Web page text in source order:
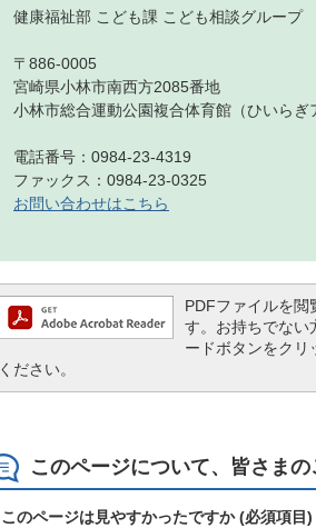
健康福祉部 こども課 こども相談グループ
〒886-0005
宮崎県小林市南西方2085番地
小林市総合運動公園複合体育館（ひいらぎ
電話番号：0984-23-4319
ファックス：0984-23-0325
お問い合わせはこちら
PDFファイルを
す。お持ちでない
ードボタンをクリ
ください。
このページについて、皆さまの
このページは見やすかったですか (必須項目)